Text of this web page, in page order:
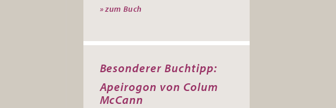
» zum Buch
Besonderer Buchtipp:
Apeirogon von Colum
McCann